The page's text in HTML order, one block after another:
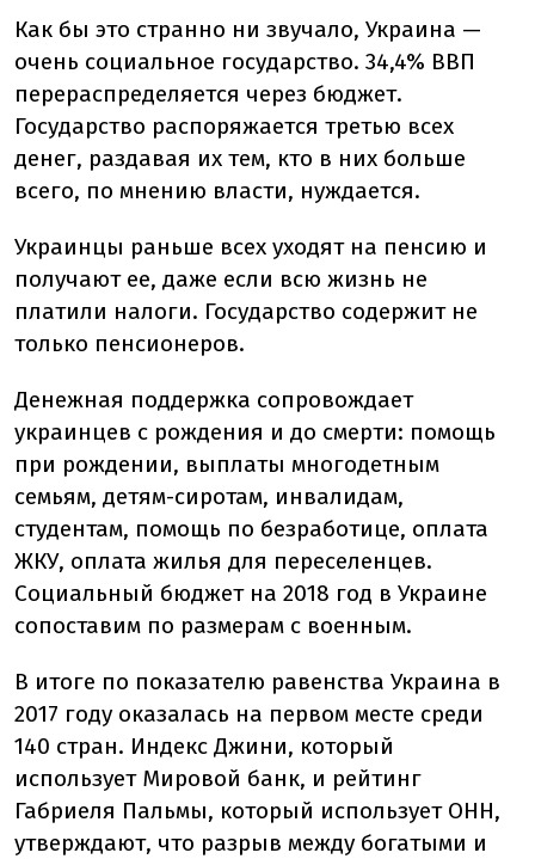
Как бы это странно ни звучало, Украина —
очень социальное государство. 34,4% ВВП
перераспределяется через бюджет.
Государство распоряжается третью всех
денег, раздавая их тем, кто в них больше
всего, по мнению власти, нуждается.
Украинцы раньше всех уходят на пенсию и
получают ее, даже если всю жизнь не
платили налоги. Государство содержит не
только пенсионеров.
Денежная поддержка сопровождает
украинцев с рождения и до смерти: помощь
при рождении, выплаты многодетным
семьям, детям-сиротам, инвалидам,
студентам, помощь по безработице, оплата
ЖКУ, оплата жилья для переселенцев.
Социальный бюджет на 2018 год в Украине
сопоставим по размерам с военным.
В итоге по показателю равенства Украина в
2017 году оказалась на первом месте среди
140 стран. Индекс Джини, который
использует Мировой банк, и рейтинг
Габриеля Пальмы, который использует ОНН,
утверждают, что разрыв между богатыми и